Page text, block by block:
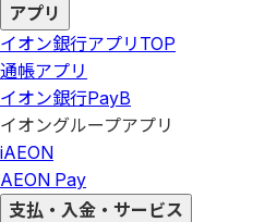
アプリ
イオン銀行アプリ TOP
通帳アプリ
イオン銀行PayB
イオングループアプリ
iAEON
AEON Pay
支払・入金・サービス